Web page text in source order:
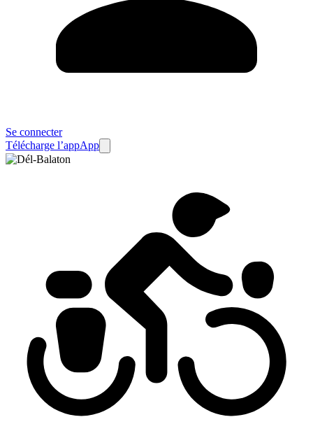
Se connecter
Télécharge l’appApp